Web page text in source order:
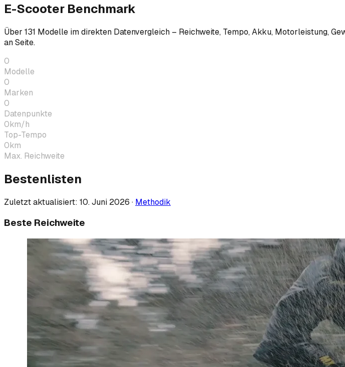
E-Scooter Benchmark
Über 131 Modelle im direkten Datenvergleich – Reichweite, Tempo, Akku, Motorleistung,
an Seite.
0
Modelle
0
Marken
0
Datenpunkte
0km/h
Top-Tempo
0km
Max. Reichweite
Bestenlisten
Zuletzt aktualisiert: 10. Juni 2026 · Methodik
Beste Reichweite